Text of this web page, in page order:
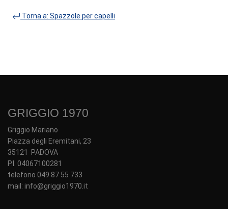
Torna a: Spazzole per capelli
GRIGGIO 1970
Griggio Mariano
Piazza degli Eremitani, 23
35121 PADOVA
P.I. 04067100281
telefono 049 87 55 733
mail: info@griggio1970.it